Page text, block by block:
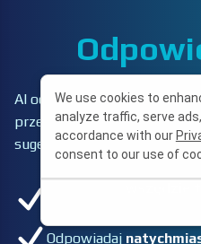
AI odpowie na większość
przekieruje do centralnego
sugestiami AI.
Odpowiadaj
We use cookies to
analyze traffic, serve
accordance with our
consent to our use of